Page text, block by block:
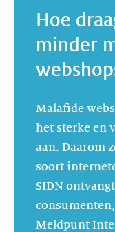
Hoe
minder
Malafide
het sterke en
aan. Daarom
soort
SIDN
Meldpunt